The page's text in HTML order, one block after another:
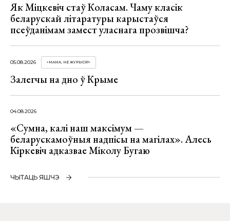
Як Міцкевіч стаў Коласам. Чаму класік
беларускай літаратуры карыстаўся
псеўданімам замест уласнага прозвішча?
05.08.2026 «МАМА, НЕ ЖУРЫСЯ!»
Залегчы на дно ў Крыме
04.08.2026
«Сумна, калі наш максімум —
беларускамоўныя надпісы на магілах». Алесь
Кіркевіч адказвае Міколу Бугаю
ЧЫТАЦЬ ЯШЧЭ